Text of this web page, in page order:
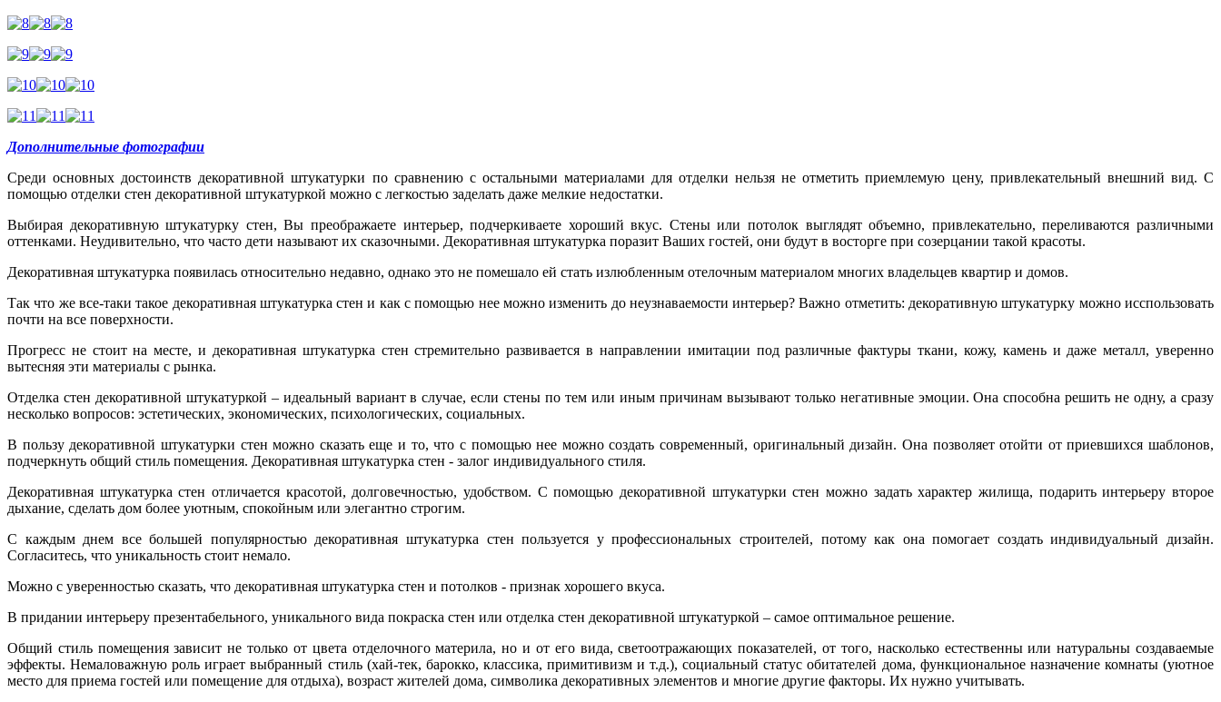
Дополнительные фотографии
Среди основных достоинств декоративной штукатурки по сравнению с остальными материалами для отделки нельзя не отметить приемлемую цену, привлекательный внешний вид. С
помощью отделки стен декоративной штукатуркой можно с легкостью заделать даже мелкие недостатки.
Выбирая декоративную штукатурку стен, Вы преображаете интерьер, подчеркиваете хороший вкус. Стены или потолок выглядят объемно, привлекательно, переливаются различными
оттенками. Неудивительно, что часто дети называют их сказочными. Декоративная штукатурка поразит Ваших гостей, они будут в восторге при созерцании такой красоты.
Декоративная штукатурка появилась относительно недавно, однако это не помешало ей стать излюбленным отелочным материалом многих владельцев квартир и домов.
Так что же все-таки такое декоративная штукатурка стен и как с помощью нее можно изменить до неузнаваемости интерьер? Важно отметить: декоративную штукатурку можно исспользовать
почти на все поверхности.
Прогресс не стоит на месте, и декоративная штукатурка стен стремительно развивается в направлении имитации под различные фактуры ткани, кожу, камень и даже металл, уверенно
вытесняя эти материалы с рынка.
Отделка стен декоративной штукатуркой – идеальный вариант в случае, если стены по тем или иным причинам вызывают только негативные эмоции. Она способна решить не одну, а сразу
несколько вопросов: эстетических, экономических, психологических, социальных.
В пользу декоративной штукатурки стен можно сказать еще и то, что с помощью нее можно создать современный, оригинальный дизайн. Она позволяет отойти от приевшихся шаблонов,
подчеркнуть общий стиль помещения. Декоративная штукатурка стен - залог индивидуального стиля.
Декоративная штукатурка стен отличается красотой, долговечностью, удобством. С помощью декоративной штукатурки стен можно задать характер жилища, подарить интерьеру второе
дыхание, сделать дом более уютным, спокойным или элегантно строгим.
С каждым днем все большей популярностью декоративная штукатурка стен пользуется у профессиональных строителей, потому как она помогает создать индивидуальный дизайн.
Согласитесь, что уникальность стоит немало.
Можно с уверенностью сказать, что декоративная штукатурка стен и потолков - признак хорошего вкуса.
В придании интерьеру презентабельного, уникального вида покраска стен или отделка стен декоративной штукатуркой – самое оптимальное решение.
Общий стиль помещения зависит не только от цвета отделочного материла, но и от его вида, светоотражающих показателей, от того, насколько естественны или натуральны создаваемые
эффекты. Немаловажную роль играет выбранный стиль (хай-тек, барокко, классика, примитивизм и т.д.), социальный статус обитателей дома, функциональное назначение комнаты (уютное
место для приема гостей или помещение для отдыха), возраст жителей дома, символика декоративных элементов и многие другие факторы. Их нужно учитывать.